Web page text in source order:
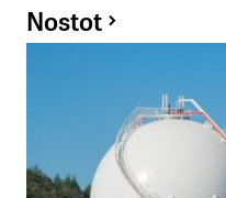
Nostot